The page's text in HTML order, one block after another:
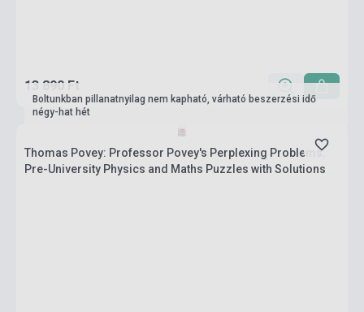
13 890 Ft
Boltunkban pillanatnyilag nem kapható, várható beszerzési idő
négy-hat hét
Thomas Povey: Professor Povey's Perplexing Problems:
Pre-University Physics and Maths Puzzles with Solutions